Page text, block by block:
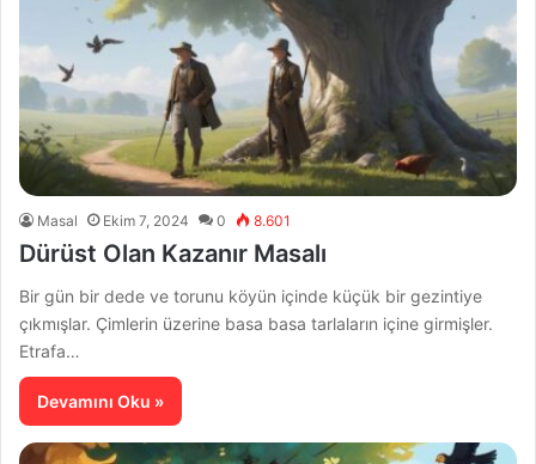
Masal Ekim 7, 2024 0 8.601
Dürüst Olan Kazanır Masalı
Bir gün bir dede ve torunu köyün içinde küçük bir gezintiye
çıkmışlar. Çimlerin üzerine basa basa tarlaların içine girmişler.
Etrafa…
Devamını Oku »